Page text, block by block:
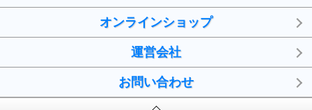
オンラインショップ
運営会社
お問い合わせ